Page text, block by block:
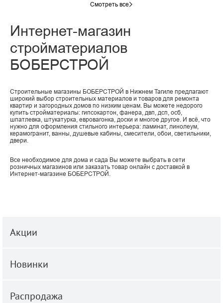
Смотреть все
Интернет-магазин
стройматериалов
БОБЕРСТРОЙ
Строительные магазины БОБЕРСТРОЙ в Нижнем Тагиле предлагают
широкий выбор строительных материалов и товаров для ремонта
квартир и загородных домов по низким ценам. Вы можете недорого
купить стройматериалы: гипсокартон, фанера, двп, дсп, осб,
шпатлевка, штукатурка, евровагонка, доски и многое другое. И всё, что
нужно для оформления стильного интерьера: ламинат, линолеум,
керамогранит, ванны, душевые кабины, смесители, обои, светильники,
двери.
Все необходимое для дома и сада Вы можете выбрать в сети
розничных магазинов или заказать товар онлайн с доставкой в
Интернет-магазине БОБЕРСТРОЙ.
Акции
Новинки
Распродажа